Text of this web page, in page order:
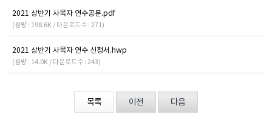
2021 상반기 사목자 연수공문.pdf
(용량 : 198.6K / 다운로드수 : 271)
2021 상반기 사목자 연수 신청서.hwp
(용량 : 14.0K / 다운로드수 : 243)
목록 이전 다음